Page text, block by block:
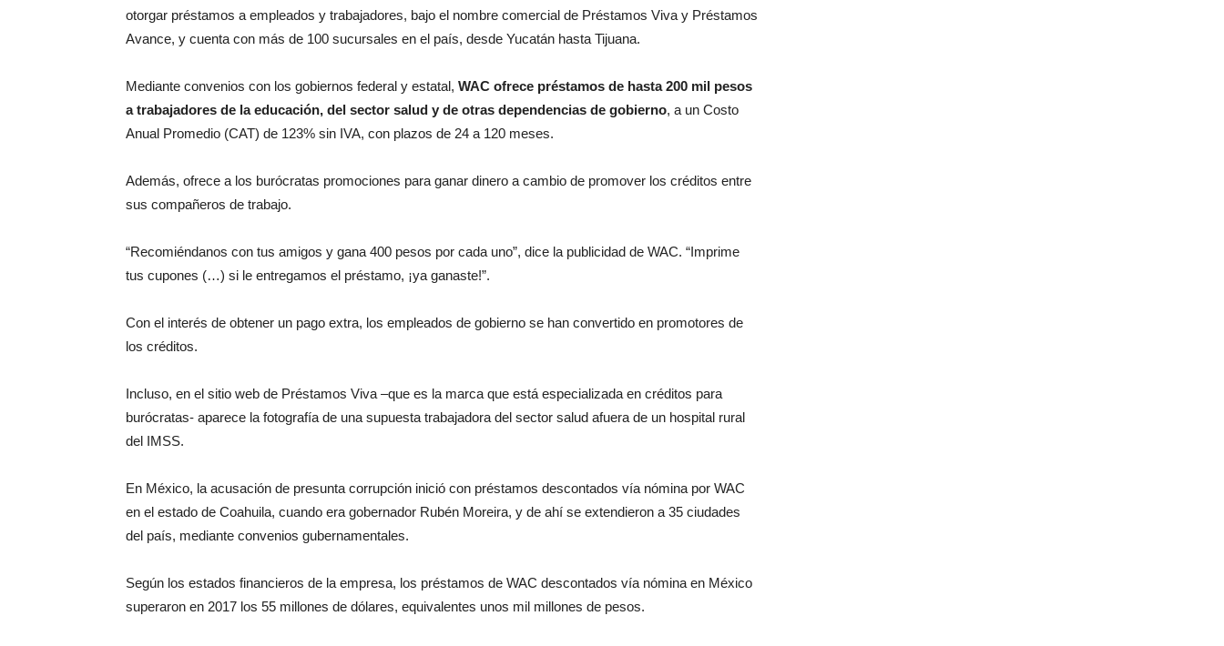
otorgar préstamos a empleados y trabajadores, bajo el nombre comercial de Préstamos Viva y Préstamos
Avance, y cuenta con más de 100 sucursales en el país, desde Yucatán hasta Tijuana.
Mediante convenios con los gobiernos federal y estatal, WAC ofrece préstamos de hasta 200 mil pesos
a trabajadores de la educación, del sector salud y de otras dependencias de gobierno, a un Costo
Anual Promedio (CAT) de 123% sin IVA, con plazos de 24 a 120 meses.
Además, ofrece a los burócratas promociones para ganar dinero a cambio de promover los créditos entre
sus compañeros de trabajo.
“Recomiéndanos con tus amigos y gana 400 pesos por cada uno”, dice la publicidad de WAC. “Imprime
tus cupones (…) si le entregamos el préstamo, ¡ya ganaste!”.
Con el interés de obtener un pago extra, los empleados de gobierno se han convertido en promotores de
los créditos.
Incluso, en el sitio web de Préstamos Viva –que es la marca que está especializada en créditos para
burócratas- aparece la fotografía de una supuesta trabajadora del sector salud afuera de un hospital rural
del IMSS.
En México, la acusación de presunta corrupción inició con préstamos descontados vía nómina por WAC
en el estado de Coahuila, cuando era gobernador Rubén Moreira, y de ahí se extendieron a 35 ciudades
del país, mediante convenios gubernamentales.
Según los estados financieros de la empresa, los préstamos de WAC descontados vía nómina en México
superaron en 2017 los 55 millones de dólares, equivalentes unos mil millones de pesos.